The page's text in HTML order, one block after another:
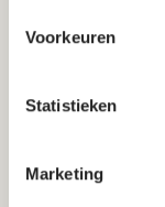
Voorkeuren
Statistieken
Marketing
Academie
Helpdesk